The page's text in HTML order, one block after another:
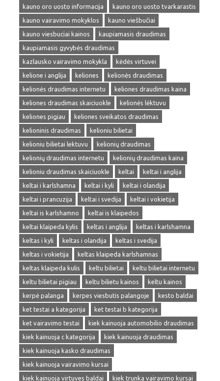
kauno oro uosto informacija
kauno oro uosto tvarkarastis
kauno vairavimo mokyklos
kauno viešbučiai
kauno viesbuciai kainos
kaupiamasis draudimas
kaupiamasis gyvybės draudimas
kazlausko vairavimo mokykla
kėdės virtuvei
kelione i anglija
keliones
kelionės draudimas
kelionės draudimas internetu
keliones draudimas kaina
keliones draudimas skaiciuokle
kelionės lėktuvu
keliones pigiau
keliones sveikatos draudimas
kelioninis draudimas
kelioniu bilietai
kelioniu bilietai lektuvu
kelionių draudimas
kelionių draudimas internetu
kelionių draudimas kaina
kelioniu draudimas skaiciuokle
keltai
keltai i anglija
keltai i karlshamna
keltai i kyli
keltai i olandija
keltai i prancuzija
keltai i svedija
keltai i vokietija
keltai is karlshamno
keltai is klaipedos
keltai klaipeda kylis
keltas i anglija
keltas i karlshamna
keltas i kyli
keltas i olandija
keltas i svedija
keltas i vokietija
keltas klaipeda karlshamnas
keltas klaipeda kulis
keltu bilietai
keltu bilietai internetu
keltu bilietai pigiau
keltu bilietu kainos
keltu kainos
kerpė palanga
kerpes viesbutis palangoje
kesto baldai
ket testai a kategorija
ket testai b kategorija
ket vairavimo testai
kiek kainuoja automobilio draudimas
kiek kainuoja c kategorija
kiek kainuoja draudimas
kiek kainuoja kasko draudimas
kiek kainuoja vairavimo kursai
kiek kainuoja virtuves baldai
kiek trunka vairavimo kursai